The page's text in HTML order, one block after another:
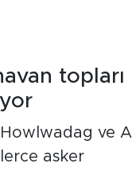
topları
ve
asker